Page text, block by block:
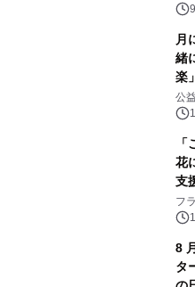
月
緒
楽
公
花
支
フ
8
タ